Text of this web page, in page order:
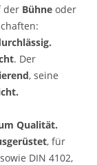
der Bühne oder
. Der
, seine
Qualität.
, für
DIN 4102,